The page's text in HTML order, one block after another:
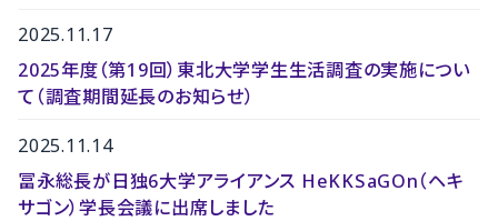
2025.11.17
2025年度（第19回）東北大学学生生活調査の実施につい
て（調査期間延長のお知らせ）
2025.11.14
冨永総長が日独6大学アライアンス HeKKSaGOn（ヘキ
サゴン）学長会議に出席しました